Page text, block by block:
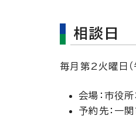
相談日
毎月第2火曜日
会場：市役
予約先：一